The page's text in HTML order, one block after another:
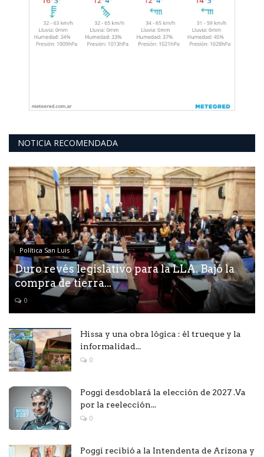
NOTICIA RECOMENDADA
Política San Luis
Duro revés legislativo para la LLA. Bajó la
compra de tierra...
0
Hissa y una obra lógica : él trueque y la
informalidad...
0
Poggi desdoblará la elección de 2027 .Va
por la reelección...
0
Poggi recibió a la Intendenta de Arizona y